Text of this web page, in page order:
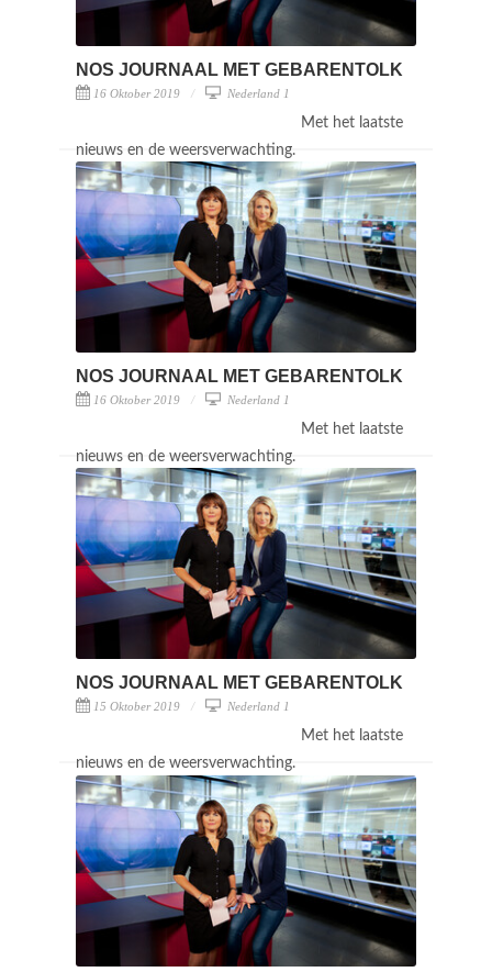
NOS JOURNAAL MET GEBARENTOLK
16 Oktober 2019 Nederland 1
Met het laatste
nieuws en de weersverwachting.
NOS JOURNAAL MET GEBARENTOLK
16 Oktober 2019 Nederland 1
Met het laatste
nieuws en de weersverwachting.
NOS JOURNAAL MET GEBARENTOLK
15 Oktober 2019 Nederland 1
Met het laatste
nieuws en de weersverwachting.